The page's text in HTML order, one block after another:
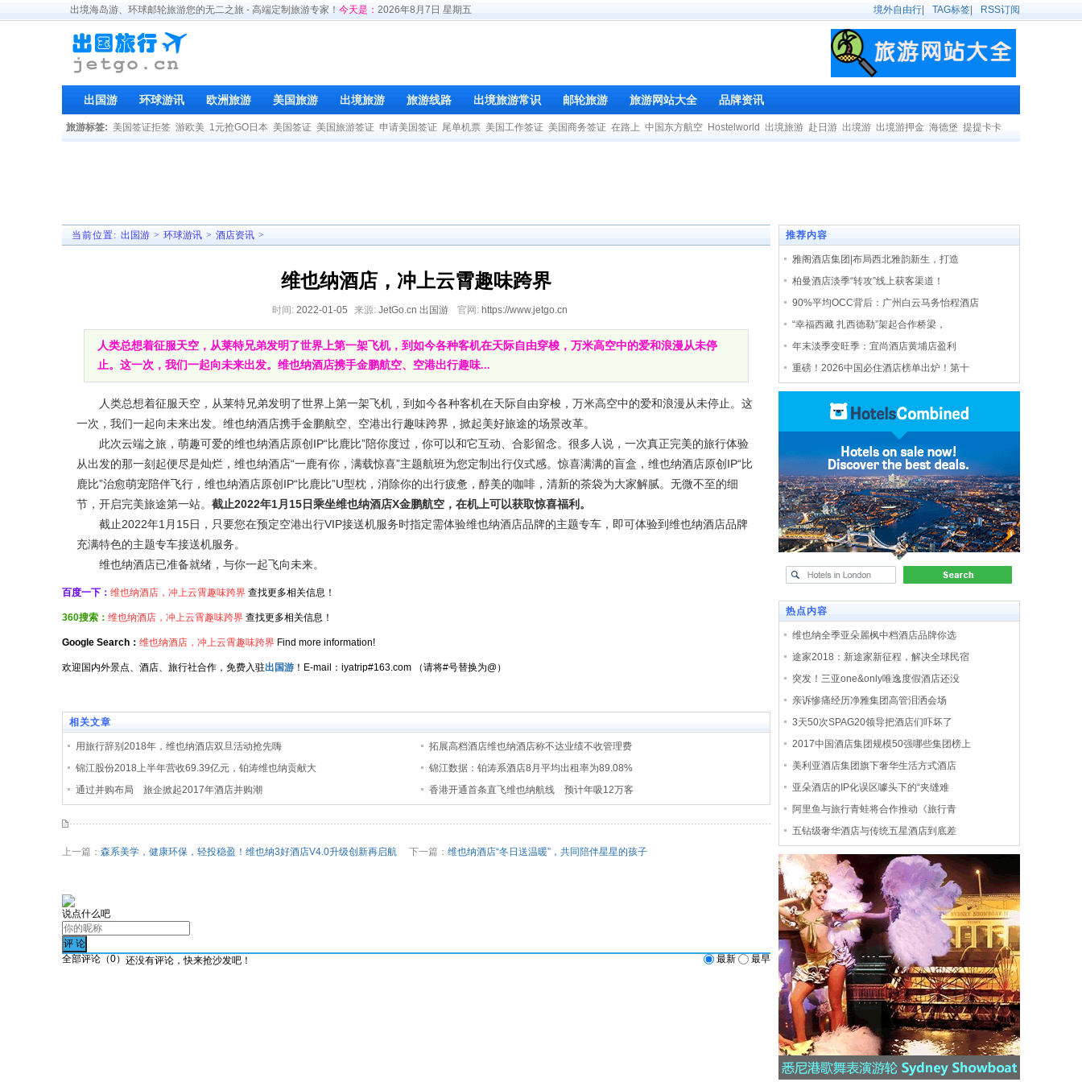
出境海岛游、环球邮轮旅游您的无二之旅 - 高端定制旅游专家！ 今天是： 2026年8月7日 星期五 境外自由行 TAG标签 RSS订阅
出国游 环球游讯 欧洲旅游 美国旅游 出境旅游 旅游线路 出境旅游常识 邮轮旅游 旅游网站大全 品牌资讯
旅游标签: 美国签证拒签 游欧美 1元抢GO日本 美国签证 美国旅游签证 申请美国签证 尾单机票 美国工作签证 美国商务签证 在路上 中国东方航空 Hostelworld 出境旅游 赴日游 出境游 出境游押金 海德堡 提提卡卡
当前位置: 出国游 > 环球游讯 > 酒店资讯 >
维也纳酒店，冲上云霄趣味跨界
时间: 2022-01-05 来源: JetGo.cn 出国游 官网: https://www.jetgo.cn
人类总想着征服天空，从莱特兄弟发明了世界上第一架飞机，到如今各种客机在天际自由穿梭，万米高空中的爱和浪漫从未停
止。这一次，我们一起向未来出发。维也纳酒店携手金鹏航空、空港出行趣味...
人类总想着征服天空，从莱特兄弟发明了世界上第一架飞机，到如今各种客机在天际自由穿梭，万米高空中的爱和浪漫从未停止。这
一次，我们一起向未来出发。维也纳酒店携手金鹏航空、空港出行趣味跨界，掀起美好旅途的场景改革。
此次云端之旅，萌趣可爱的维也纳酒店原创IP“比鹿比”陪你度过，你可以和它互动、合影留念。很多人说，一次真正完美的旅行体验
从出发的那一刻起便尽是灿烂，维也纳酒店“一鹿有你，满载惊喜”主题航班为您定制出行仪式感。惊喜满满的盲盒，维也纳酒店原创IP“比
鹿比”治愈萌宠陪伴飞行，维也纳酒店原创IP“比鹿比”U型枕，消除你的出行疲惫，醇美的咖啡，清新的茶袋为大家解腻。无微不至的细
节，开启完美旅途第一站。 截止2022年1月15日乘坐维也纳酒店X金鹏航空，在机上可以获取惊喜福利。
截止2022年1月15日，只要您在预定空港出行VIP接送机服务时指定需体验维也纳酒店品牌的主题专车，即可体验到维也纳酒店品牌
充满特色的主题专车接送机服务。
维也纳酒店已准备就绪，与你一起飞向未来。
百度一下： 维也纳酒店，冲上云霄趣味跨界 查找更多相关信息！
360搜索： 维也纳酒店，冲上云霄趣味跨界 查找更多相关信息！
Google Search： 维也纳酒店，冲上云霄趣味跨界 Find more information!
欢迎国内外景点、酒店、旅行社合作，免费入驻出国游 ！E-mail：iyatrip#163.com （请将#号替换为@）
相关文章
用旅行辞别2018年，维也纳酒店双旦活动抢先嗨
拓展高档酒店维也纳酒店称不达业绩不收管理费
锦江股份2018上半年营收69.39亿元，铂涛维也纳贡献大
锦江数据：铂涛系酒店8月平均出租率为89.08%
通过并购布局 旅企掀起2017年酒店并购潮
香港开通首条直飞维也纳航线 预计年吸12万客
上一篇： 森系美学，健康环保，轻投稳盈！维也纳3好酒店V4.0升级创新再启航 下一篇： 维也纳酒店“冬日送温暖”，共同陪伴星星的孩子
说点什么吧
全部评论（0） 最新 最早
还没有评论，快来抢沙发吧！
推荐内容
雅阁酒店集团|布局西北雅韵新生，打造
柏曼酒店淡季“转攻”线上获客渠道！
90%平均OCC背后：广州白云马务怡程酒店
“幸福西藏 扎西德勒”架起合作桥梁，
年末淡季变旺季：宜尚酒店黄埔店盈利
重磅！2026中国必住酒店榜单出炉！第十
热点内容
维也纳全季亚朵麗枫中档酒店品牌你选
途家2018：新途家新征程，解决全球民宿
突发！三亚one&only唯逸度假酒店还没
亲诉惨痛经历净雅集团高管泪洒会场
3天50次SPAG20领导把酒店们吓坏了
2017中国酒店集团规模50强哪些集团榜上
美利亚酒店集团旗下奢华生活方式酒店
亚朵酒店的IP化误区噱头下的“夹缝难
阿里鱼与旅行青蛙将合作推动《旅行青
五钻级奢华酒店与传统五星酒店到底差